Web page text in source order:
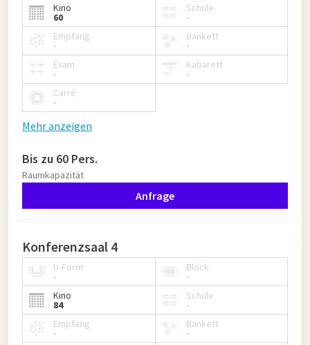
Kino
60
Schule
-
Empfang
-
Bankett
-
Exam
-
Kabarett
-
Carré
-
Mehr anzeigen
Bis zu 60 Pers.
Raumkapazität
Anfrage
Konferenzsaal 4
U-Form
-
Block
-
Kino
84
Schule
-
Empfang
-
Bankett
-